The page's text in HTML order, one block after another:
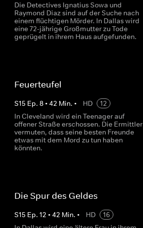
Die Detectives Ignatius Sowa und
Raymond Diaz sind auf der Suche nach
einem flüchtigen Mörder. In Dallas wird
eine 72-jährige Großmutter zu Tode
geprügelt in ihrem Haus aufgefunden.
Feuerteufel
S15 Ep. 8• 42 Min. • HD
12
In Cleveland wird ein Teenager auf
offener Straße erschossen. Die Ermittler
vermuten, dass seine besten Freunde
etwas mit dem Mord zu tun haben
könnten.
Die Spur des Geldes
S15 Ep. 12 • 42 Min. • HD
16